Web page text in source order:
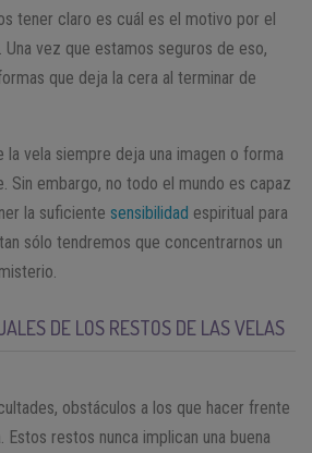
tener claro es cuál es el motivo por el
Una vez que estamos seguros de eso,
que deja la cera al terminar de
la vela siempre deja una imagen o forma
Sin embargo, no todo el mundo es capaz
la suficiente sensibilidad espiritual para
sólo tendremos que concentrarnos un
DE LOS RESTOS DE LAS VELAS
obstáculos a los que hacer frente
Estos restos nunca implican una buena